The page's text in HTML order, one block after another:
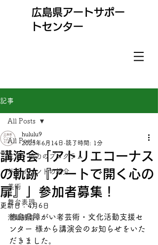
​広島県アートサポー
トセンター
記事
All Posts
主催・協力のプログラム
外部イベントの紹介
美術
舞台表現
活動報告
All Posts
講演会「アトリエコーナス
の軌跡『アートで開く心の
扉』」参加者募集！
hululu9
2025年6月14日 読了時間: 1分
更新日：4月6日
徳島県障がい者芸術・文化活動支援セ
ンター 様から講演会のお知らせをいた
だきました。